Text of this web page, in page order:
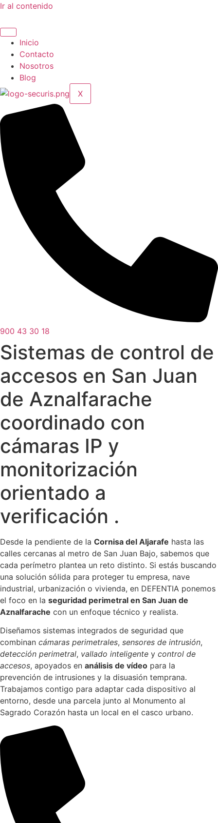
Ir al contenido
Inicio
Contacto
Nosotros
Blog
X
900 43 30 18
Sistemas de control de
accesos en San Juan
de Aznalfarache
coordinado con
cámaras IP y
monitorización
orientado a
verificación .
Desde la pendiente de la Cornisa del Aljarafe hasta las
calles cercanas al metro de San Juan Bajo, sabemos que
cada perímetro plantea un reto distinto. Si estás buscando
una solución sólida para proteger tu empresa, nave
industrial, urbanización o vivienda, en DEFENTIA ponemos
el foco en la seguridad perimetral en San Juan de
Aznalfarache con un enfoque técnico y realista.
Diseñamos sistemas integrados de seguridad que
combinan cámaras perimetrales, sensores de intrusión,
detección perimetral, vallado inteligente y control de
accesos, apoyados en análisis de vídeo para la
prevención de intrusiones y la disuasión temprana.
Trabajamos contigo para adaptar cada dispositivo al
entorno, desde una parcela junto al Monumento al
Sagrado Corazón hasta un local en el casco urbano.